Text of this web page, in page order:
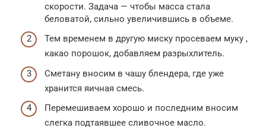
скорости. Задача — чтобы масса стала
беловатой, сильно увеличившись в объеме.
Тем временем в другую миску просеваем муку ,
какао порошок, добавляем разрыхлитель.
Сметану вносим в чашу блендера, где уже
хранится яичная смесь.
Перемешиваем хорошо и последним вносим
слегка подтаявшее сливочное масло.